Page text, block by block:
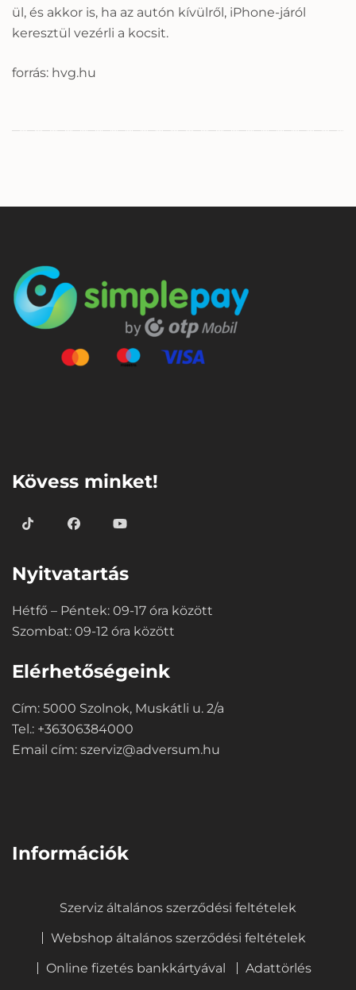
ül, és akkor is, ha az autón kívülről, iPhone-járól
keresztül vezérli a kocsit.
forrás: hvg.hu
Kövess minket!
Nyitvatartás
Hétfő – Péntek: 09-17 óra között
Szombat: 09-12 óra között
Elérhetőségeink
Cím: 5000 Szolnok, Muskátli u. 2/a
Tel.: +36306384000
Email cím: szerviz@adversum.hu
Információk
Szerviz általános szerződési feltételek
Webshop általános szerződési feltételek
Online fizetés bankkártyával
Adattörlés